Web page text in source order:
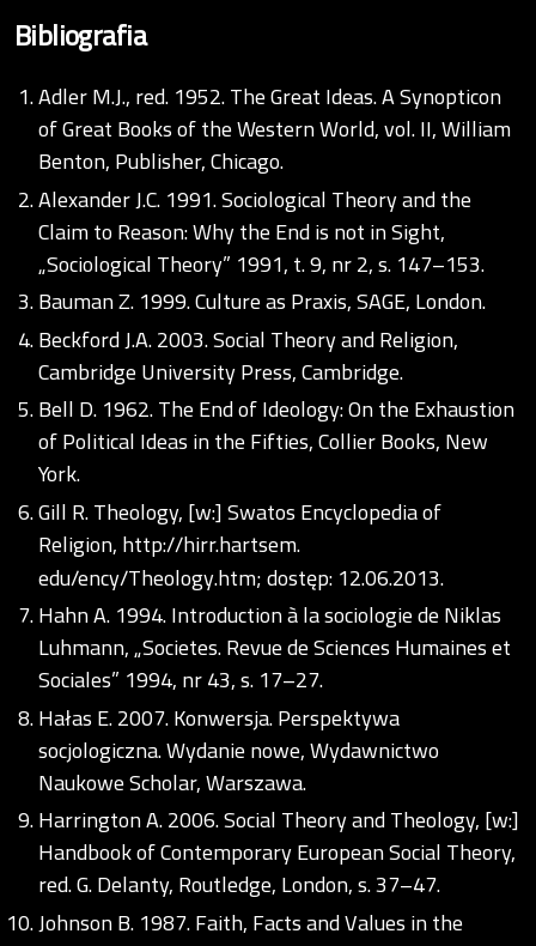
Bibliografia
Adler M.J., red. 1952. The Great Ideas. A Synopticon
of Great Books of the Western World, vol. II, William
Benton, Publisher, Chicago.
Alexander J.C. 1991. Sociological Theory and the
Claim to Reason: Why the End is not in Sight,
„Sociological Theory” 1991, t. 9, nr 2, s. 147–153.
Bauman Z. 1999. Culture as Praxis, SAGE, London.
Beckford J.A. 2003. Social Theory and Religion,
Cambridge University Press, Cambridge.
Bell D. 1962. The End of Ideology: On the Exhaustion
of Political Ideas in the Fifties, Collier Books, New
York.
Gill R. Theology, [w:] Swatos Encyclopedia of
Religion,http://hirr.hartsem.
edu/ency/Theology.htm; dostęp: 12.06.2013.
Hahn A. 1994. Introduction à la sociologie de Niklas
Luhmann, „Societes. Revue de Sciences Humaines et
Sociales” 1994, nr 43, s. 17–27.
Hałas E. 2007. Konwersja. Perspektywa
socjologiczna. Wydanie nowe, Wydawnictwo
Naukowe Scholar, Warszawa.
Harrington A. 2006. Social Theory and Theology, [w:]
Handbook of Contemporary European Social Theory,
red. G. Delanty, Routledge, London, s. 37–47.
Johnson B. 1987. Faith, Facts and Values in the